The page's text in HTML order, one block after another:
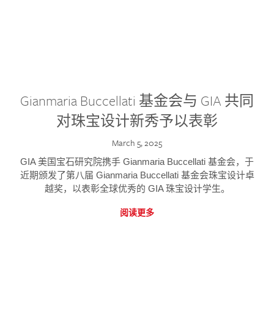
Gianmaria Buccellati 基金会与 GIA 共同
对珠宝设计新秀予以表彰
March 5, 2025
GIA 美国宝石研究院携手 Gianmaria Buccellati 基金会，于
近期颁发了第八届 Gianmaria Buccellati 基金会珠宝设计卓
越奖，以表彰全球优秀的 GIA 珠宝设计学生。
阅读更多